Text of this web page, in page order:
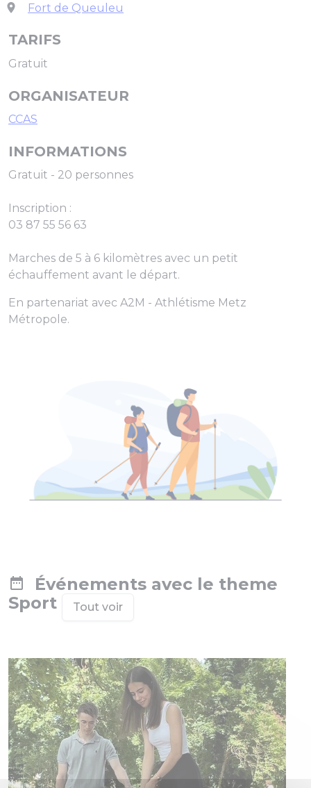
Fort de Queuleu
TARIFS
Gratuit
ORGANISATEUR
CCAS
INFORMATIONS
Gratuit - 20 personnes
Inscription :
03 87 55 56 63
Marches de 5 à 6 kilomètres avec un petit
échauffement avant le départ.
En partenariat avec A2M - Athlétisme Metz
Métropole.
Événements avec le theme
Sport
Tout voir